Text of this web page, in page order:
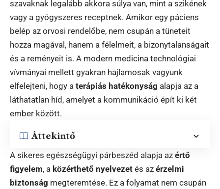
szavaknak legalább akkora súlya van, mint a szikének
vagy a gyógyszeres receptnek. Amikor egy páciens
belép az orvosi rendelőbe, nem csupán a tüneteit
hozza magával, hanem a félelmeit, a bizonytalanságait
és a reményeit is. A modern medicina technológiai
vívmányai mellett gyakran hajlamosak vagyunk
elfelejteni, hogy a terápiás hatékonyság alapja az a
láthatatlan híd, amelyet a kommunikáció épít ki két
ember között.
Áttekintő
A sikeres egészségügyi párbeszéd alapja az értő
figyelem, a közérthető nyelvezet és az érzelmi
biztonság megteremtése. Ez a folyamat nem csupán